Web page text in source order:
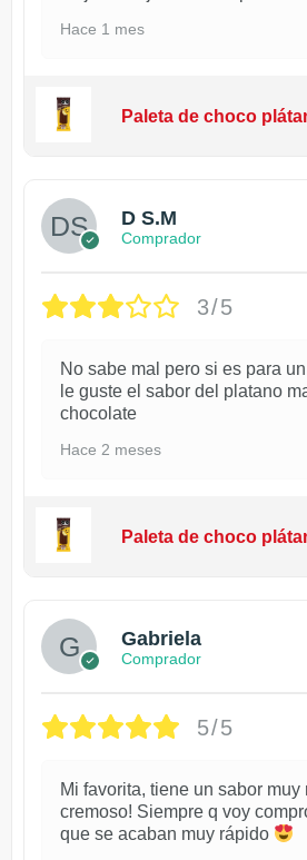
Hace 1 mes
Paleta de choco
D S.M
Comprador
3/5
No sabe mal pero si es para
le guste el sabor del platano
chocolate
Hace 2 meses
Paleta de choco
Gabriela
Comprador
5/5
Mi favorita, tiene un sabor muy
cremoso! Siempre q voy
que se acaban muy rápido